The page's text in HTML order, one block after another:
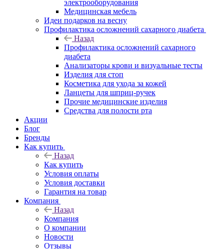
электрооборудования
Медицинская мебель
Идеи подарков на весну
Профилактика осложнений сахарного диабета
Назад
Профилактика осложнений сахарного
диабета
Анализаторы крови и визуальные тесты
Изделия для стоп
Косметика для ухода за кожей
Ланцеты для шприц-ручек
Прочие медицинские изделия
Средства для полости рта
Акции
Блог
Бренды
Как купить
Назад
Как купить
Условия оплаты
Условия доставки
Гарантия на товар
Компания
Назад
Компания
О компании
Новости
Отзывы